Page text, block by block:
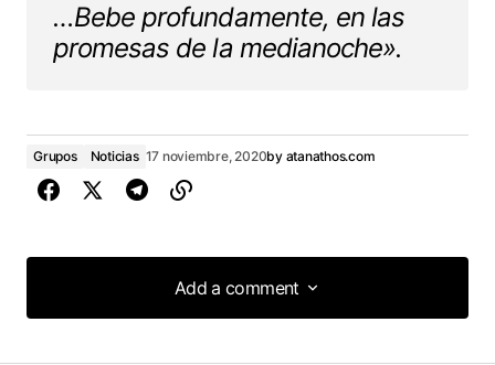
…Bebe profundamente, en las
promesas de la medianoche».
Grupos Noticias 17 noviembre, 2020by atanathos.com
Add a comment
Add a comment